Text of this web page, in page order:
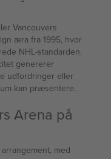
Vancouvers
æra fra 1995, hvor
NHL-standarden.
genererer
udfordringer eller
kan præsentere.
Arena på
med